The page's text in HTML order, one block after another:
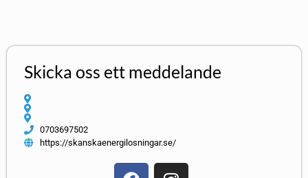
Skicka oss ett meddelande
0703697502
https://skanskaenergilosningar.se/